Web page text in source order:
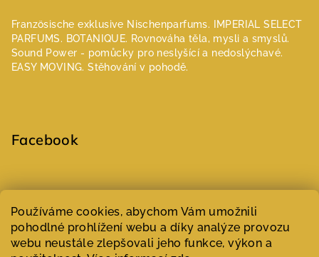
Používáme cookies, abychom Vám umožnili
pohodlné prohlížení webu a díky analýze provozu
webu neustále zlepšovali jeho funkce, výkon a
Französische exklusive Nischenparfums.
IMPERIAL SELECT
PARFUMS. BOTANIQUE. Rovnováha těla, mysli a smyslů.
Sound Power - pomůcky pro neslyšící a nedoslýchavé.
EASY MOVING. Stěhování v pohodě.
Facebook
Copyright 2026Parfumeur | Niche parfémy . Všechna práva